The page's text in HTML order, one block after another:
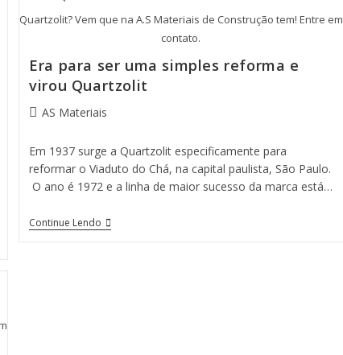
Quartzolit? Vem que na A.S Materiais de Construção tem! Entre em
contato.
Era para ser uma simples reforma e
virou Quartzolit
AS Materiais
Em 1937 surge a Quartzolit especificamente para
reformar o Viaduto do Chá, na capital paulista, São Paulo.
O ano é 1972 e a linha de maior sucesso da marca está…
Continue Lendo